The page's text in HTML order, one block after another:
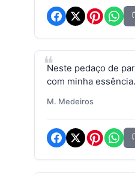
Neste pedaço de
com minha
M. Medeiros